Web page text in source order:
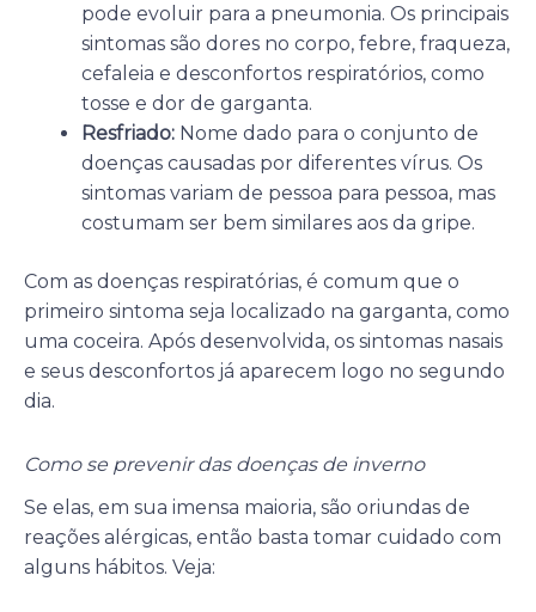
pode evoluir para a pneumonia. Os principais
sintomas são dores no corpo, febre, fraqueza,
cefaleia e desconfortos respiratórios, como
tosse e dor de garganta.
Resfriado: Nome dado para o conjunto de
doenças causadas por diferentes vírus. Os
sintomas variam de pessoa para pessoa, mas
costumam ser bem similares aos da gripe.
Com as doenças respiratórias, é comum que o
primeiro sintoma seja localizado na garganta, como
uma coceira. Após desenvolvida, os sintomas nasais
e seus desconfortos já aparecem logo no segundo
dia.
Como se prevenir das doenças de inverno
Se elas, em sua imensa maioria, são oriundas de
reações alérgicas, então basta tomar cuidado com
alguns hábitos. Veja: